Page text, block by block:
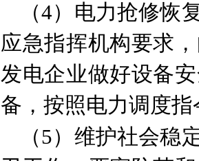
（4）电力抢修恢
应急指挥机构要求
发电企业做好设备
备，按照电力调度
（5）维护社会稳